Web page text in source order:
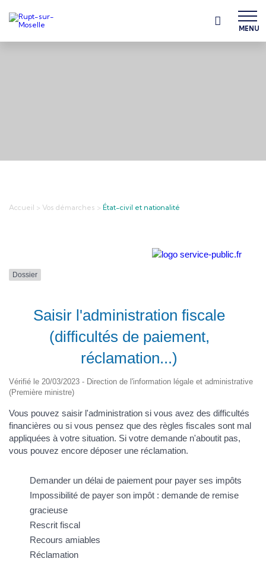
MENU
Accueil > Vos démarches > État-civil et nationalité
Dossier
Saisir l'administration fiscale
(difficultés de paiement,
réclamation...)
Vérifié le 20/03/2023 - Direction de l'information légale et administrative
(Première ministre)
Vous pouvez saisir l'administration si vous avez des difficultés
financières ou si vous pensez que des règles fiscales sont mal
appliquées à votre situation. Si votre demande n'aboutit pas,
vous pouvez encore déposer une réclamation.
Demander un délai de paiement pour payer ses impôts
Impossibilité de payer son impôt : demande de remise
gracieuse
Rescrit fiscal
Recours amiables
Réclamation